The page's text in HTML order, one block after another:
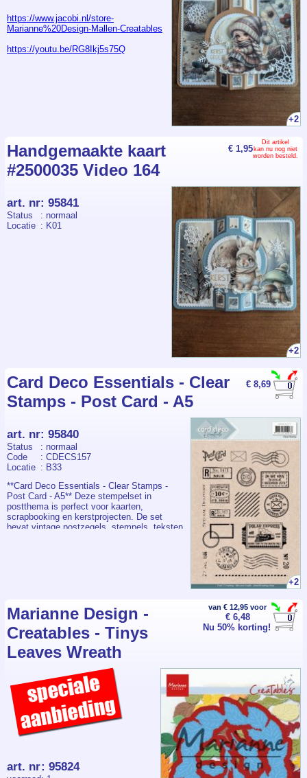
+2
https://www.jacobi.nl/store-
Marianne%20Design-Mallen-Creatables
https://youtu.be/RG8Ikj5s75Q
€ 1,95
Dit artikel
kan nu nog niet
worden besteld.
Handgemaakte kaart
#2500035 Video 164
+2
art. nr: 95841
Status
: normaal
Locatie : K01
€ 8,69
Card Deco Essentials - Clear
Stamps - Post Card - A5
+2
art. nr: 95840
Status
: normaal
Code
: CDECS157
Locatie : B33
**Card Deco Essentials - Clear Stamps -
Post Card - A5** Deze stempelset in
postthema is perfect voor kaarten,
scrapbooking en kerstprojecten. De set
bevat vintage postzegels, stempels, teksten
moeiteloos nostalgische of feestelijke
ontwerpen!
van € 12,95 voor
€ 6,48
Nu 50% korting!
Marianne Design -
Creatables - Tinys
Leaves Wreath
art. nr: 95824